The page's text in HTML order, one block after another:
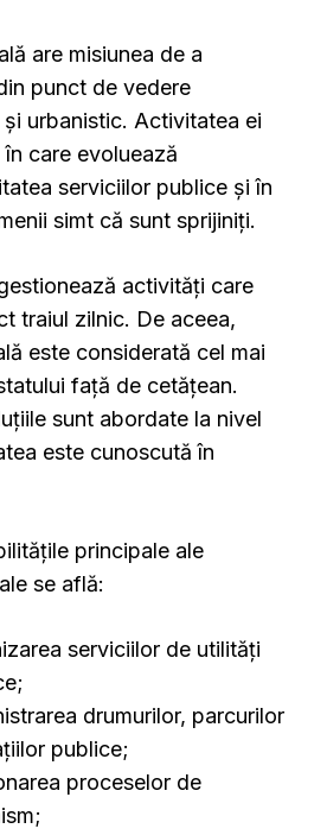
are misiunea de a
punct de vedere
urbanistic. Activitatea ei
care evoluează
serviciilor publice și în
simt că sunt sprijiniți.
activități care
traiul zilnic. De aceea,
este considerată cel mai
față de cetățean.
sunt abordate la nivel
este cunoscută în
principale ale
se află:
serviciilor de utilități
drumurilor, parcurilor
publice;
proceselor de